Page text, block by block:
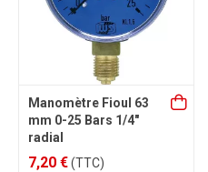
Manomètre Fioul 63
mm 0-25 Bars 1/4"
radial
7,20 €(TTC)